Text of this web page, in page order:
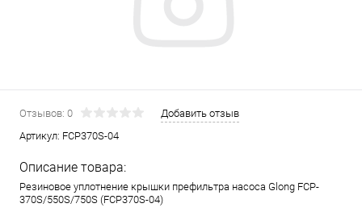
Отзывов: 0
Добавить отзыв
Артикул: FCP370S-04
Описание товара:
Резиновое уплотнение крышки префильтра насоса Glong FCP-
370S/550S/750S (FCP370S-04)